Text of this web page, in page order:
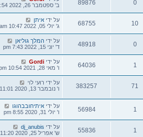
0
89876
ב' ספטמבר 26, 2022 2:54 pm
10
68755 על ידי איתן
ג' יולי 05, 2022 10:47 am
0
48918 על ידי המלך גוליאן
ד' יוני 15, 2022 7:43 pm
1
64036 על ידי Gordi
ו' מאי 28, 2021 10:54 pm
71
383257 על ידי רועי לוי
ו' נובמבר 13, 2020 11:01 am
1
56984 על ידי איתיחובבהוגו
ו' יולי 31, 2020 8:55 pm
1
55836 על ידי dj_anubis
ש' אפריל 25, 2020 11:20 am